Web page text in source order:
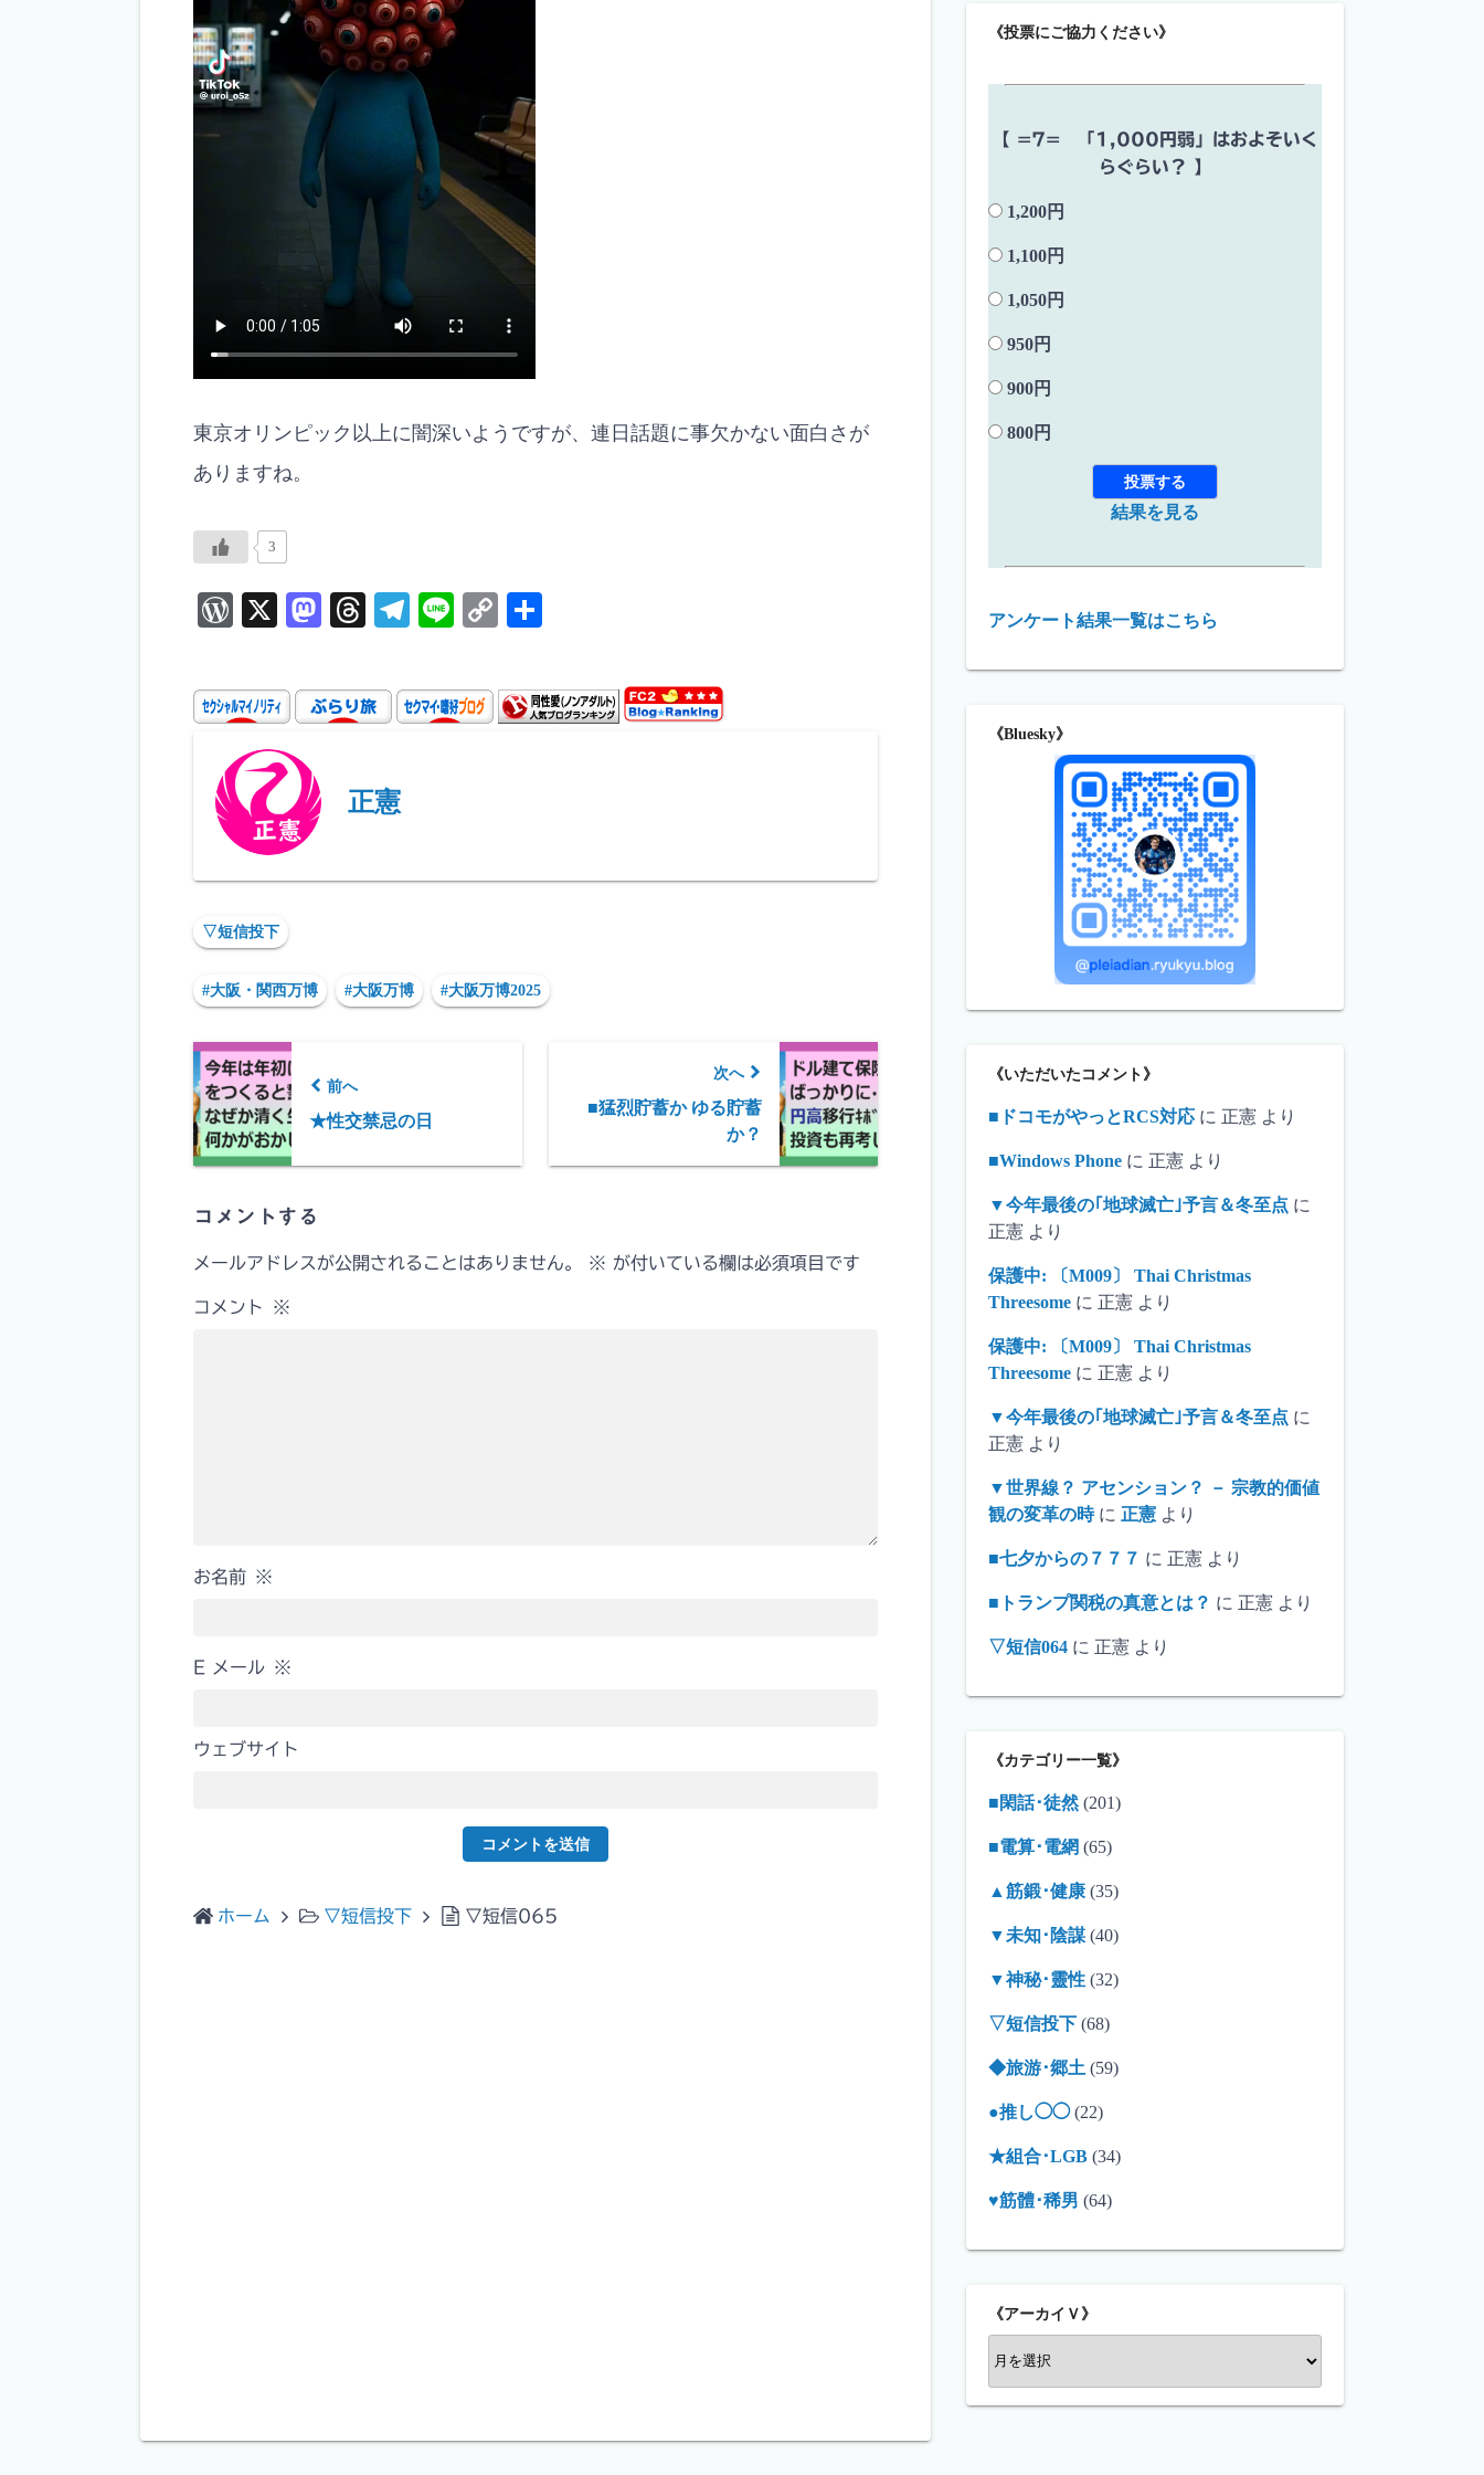
東京オリンピック以上に闇深いようですが、連日話題に事欠かない面白さが
ありますね。
3
W
d
P
re
ss
X
M
to
d
T
ea
ds
Te
gr
a
Li
C
p
y
正憲
▽短信投下
#大阪・関西万博 #大阪万博 #大阪万博2025
前へ
★性交禁忌の日
次へ
■猛烈貯蓄か ゆる貯蓄
か？
コメントする
メールアドレスが公開されることはありません。 ※ が付いている欄は必須項目です
コメント ※
お名前 ※
E メール ※
ウェブサイト
ホーム ▽短信投下 ▽短信065
《投票にご協力ください》
【 =7= 「1,000円弱」はおよそいく
らぐらい？ 】
1,200円
1,100円
1,050円
950円
900円
800円
結果を見る
アンケート結果一覧はこちら
《Bluesky》
《いただいたコメント》
■ドコモがやっとRCS対応 に 正憲 より
■Windows Phone に 正憲 より
▼今年最後の｢地球滅亡｣予言＆冬至点 に
正憲 より
保護中: 〔M009〕 Thai Christmas
Threesome に 正憲 より
保護中: 〔M009〕 Thai Christmas
Threesome に 正憲 より
▼今年最後の｢地球滅亡｣予言＆冬至点 に
正憲 より
▼世界線？ アセンション？ － 宗教的価値
観の変革の時に 正憲 より
■七夕からの７７７ に 正憲 より
■トランプ関税の真意とは？ に 正憲 より
▽短信064 に 正憲 より
《カテゴリー一覧》
■閑話･徒然(201)
■電算･電網 (65)
▲筋鍛･健康 (35)
▼未知･陰謀 (40)
▼神秘･靈性 (32)
▽短信投下 (68)
◆旅游･郷土 (59)
●推し◯◯(22)
★組合･LGB (34)
♥筋體･稀男 (64)
《アーカイＶ》
ア